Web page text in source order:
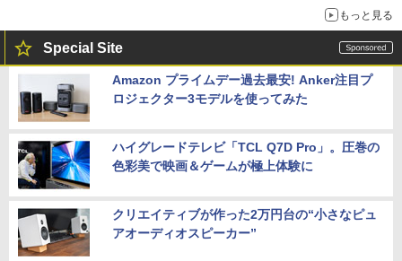
もっと見る
Special Site
Amazon プライムデー過去最安! Anker注目プ
ロジェクター3モデルを使ってみた
ハイグレードテレビ「TCL Q7D Pro」。圧巻の
色彩美で映画＆ゲームが極上体験に
クリエイティブが作った2万円台の“小さなピュ
アオーディオスピーカー”